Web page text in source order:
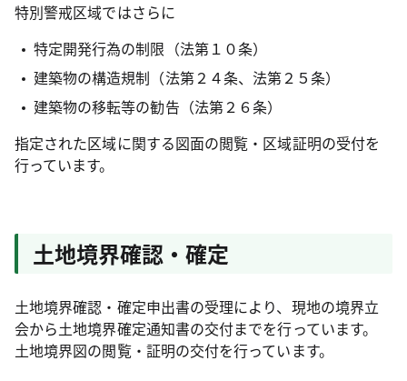
特別警戒区域ではさらに
特定開発行為の制限（法第１０条）
建築物の構造規制（法第２４条、法第２５条）
建築物の移転等の勧告（法第２６条）
指定された区域に関する図面の閲覧・区域証明の受付を
行っています。
土地境界確認・確定
土地境界確認・確定申出書の受理により、現地の境界立
会から土地境界確定通知書の交付までを行っています。
土地境界図の閲覧・証明の交付を行っています。